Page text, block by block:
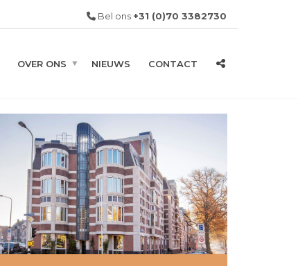
Bel ons +31 (0)70 3382730
OVER ONS NIEUWS CONTACT